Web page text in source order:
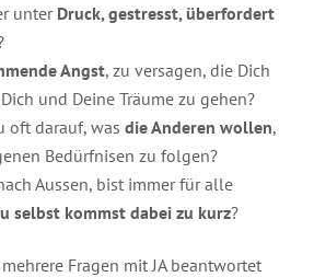
unter Druck, gestresst, überfordert
Angst, zu versagen, die Dich
und Deine Träume zu gehen?
oft darauf, was die Anderen wollen,
Bedürfnisen zu folgen?
Aussen, bist immer für alle
selbst kommst dabei zu kurz?
Fragen mit JA beantwortet